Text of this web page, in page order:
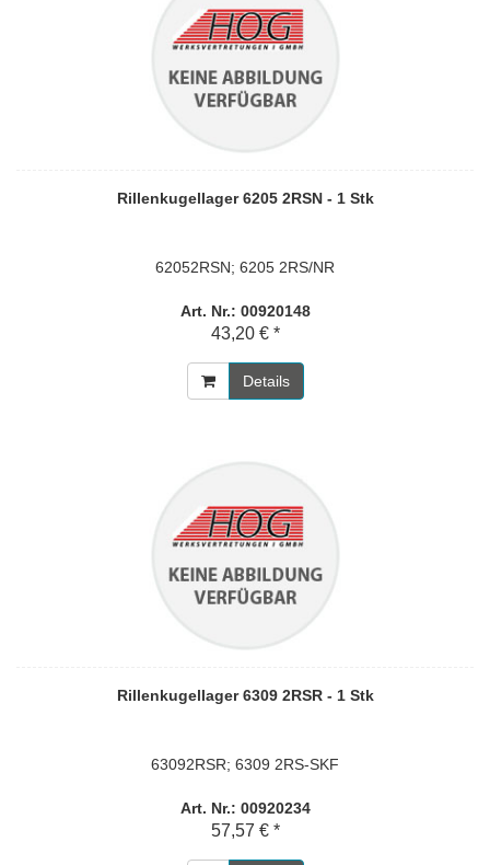
Rillenkugellager 6205 2RSN - 1 Stk
62052RSN; 6205 2RS/NR
Art. Nr.: 00920148
43,20 € *
Details
Rillenkugellager 6309 2RSR - 1 Stk
63092RSR; 6309 2RS-SKF
Art. Nr.: 00920234
57,57 € *